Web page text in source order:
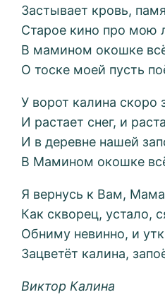
Застывает кровь,
Старое кино про мою
В мамином окошке всё
О тоске моей пусть
У ворот калина скоро
И растает снег, и
И в деревне нашей
В Мамином окошке
Я вернусь к Вам,
Как скворец, устало,
Обниму невинно, и
Зацветёт калина,
Виктор Калина